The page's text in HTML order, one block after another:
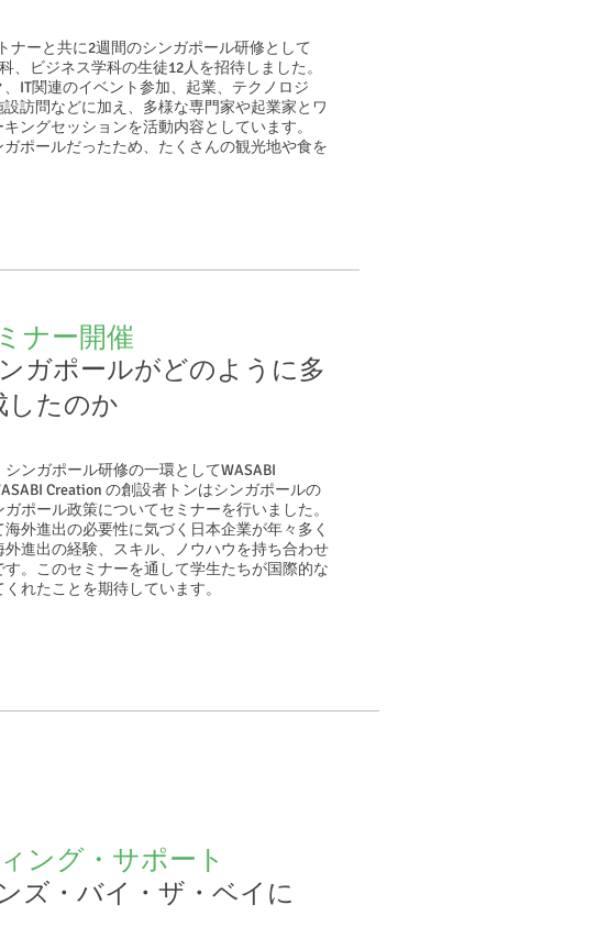
ナーと共に2週間のシンガポール研修として
、ビジネス学科の生徒12人を招待しました。
IT関連のイベント参加、起業、テクノロジ
訪問などに加え、多様な専門家や起業家とワ
ングセッションを活動内容としています。
ポールだったため、たくさんの観光地や食を
ナー開催
ガポールがどのように多
したのか
ンガポール研修の一環としてWASABI
Creation の創設者トンはシンガポールの
ポール政策についてセミナーを行いました。
外進出の必要性に気づく日本企業が年々多く
進出の経験、スキル、ノウハウを持ち合わせ
。このセミナーを通して学生たちが国際的な
れたことを期待しています。
ング・サポート
ズ・バイ・ザ・ベイに